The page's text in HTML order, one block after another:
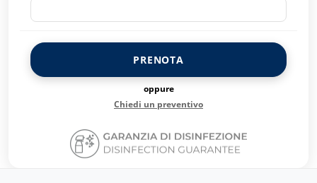
PRENOTA
oppure
Chiedi un preventivo